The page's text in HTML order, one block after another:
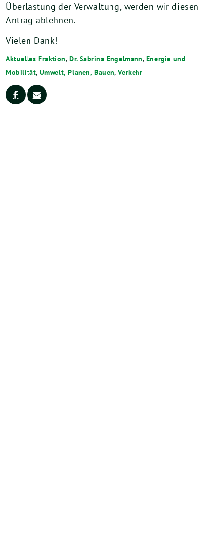
Überlastung der Verwaltung, werden wir diesen
Antrag ablehnen.
Vielen Dank!
Aktuelles Fraktion,Dr. Sabrina Engelmann, Energie und
Mobilität, Umwelt, Planen, Bauen,Verkehr